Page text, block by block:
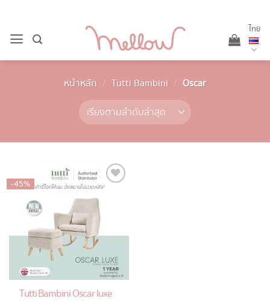
ยัง
ไทย
หน้าหลัก / Tutti Bambini / Oscar
-45%
Tutti Bambini Oscar luxe